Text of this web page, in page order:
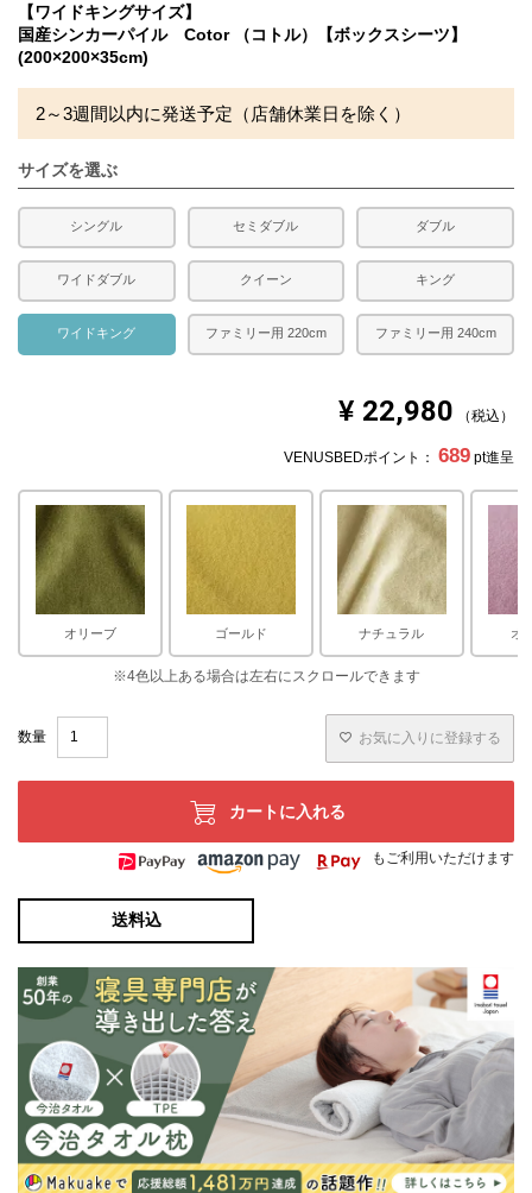
申し上げます。
・配達日指定ＯＫ！
※厚み30cmまでのマットレスでのご使用を推奨いたしま
発生する場合がございます。また発送予定も変更になる場
合があります。
【ワイドキングサイズ】
国産シンカーパイル Cotor （コトル）【ボックスシーツ】
(200×200×35cm)
2～3週間以内に発送予定（店舗休業日を除く）
サイズを選ぶ
シングル セミダブル ダブル
ワイドダブル クイーン キング
ワイドキング ファミリー用 220cm ファミリー用 240cm
¥ 22,980 税込
VENUSBEDポイント： 689 pt進呈
オリーブ ゴールド ナチュラル オ
お気に入りに登録する
カートに入れる
もご利用いただけます
送料込